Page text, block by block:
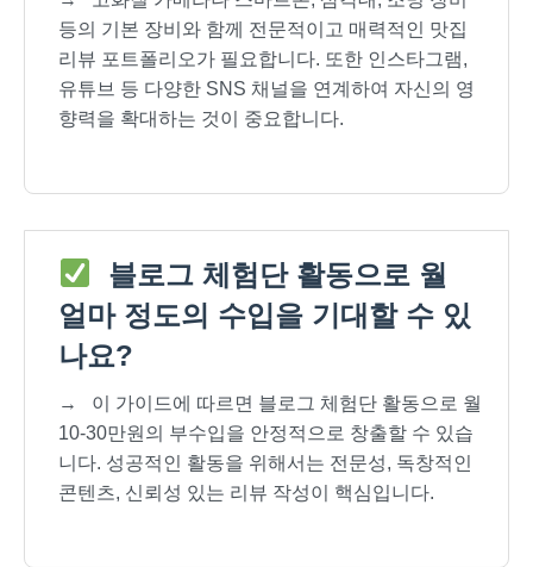
등의 기본 장비와 함께 전문적이고 매력적인 맛집
리뷰 포트폴리오가 필요합니다. 또한 인스타그램,
유튜브 등 다양한 SNS 채널을 연계하여 자신의 영
향력을 확대하는 것이 중요합니다.
블로그 체험단 활동으로 월
얼마 정도의 수입을 기대할 수 있
나요?
→
이 가이드에 따르면 블로그 체험단 활동으로 월
10-30만원의 부수입을 안정적으로 창출할 수 있습
니다. 성공적인 활동을 위해서는 전문성, 독창적인
콘텐츠, 신뢰성 있는 리뷰 작성이 핵심입니다.